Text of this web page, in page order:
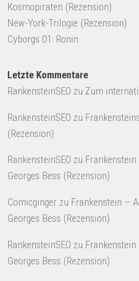
Kosmopiraten (Rezension)
New-York-Trilogie (Rezension)
Cyborgs 01: Ronin
Letzte Kommentare
RankensteinSEO zu Zum
RankensteinSEO zu
(Rezension)
RankensteinSEO zu
Georges Bess (Rezension)
Comicginger zu Frankenstein –
Georges Bess (Rezension)
RankensteinSEO zu
Georges Bess (Rezension)